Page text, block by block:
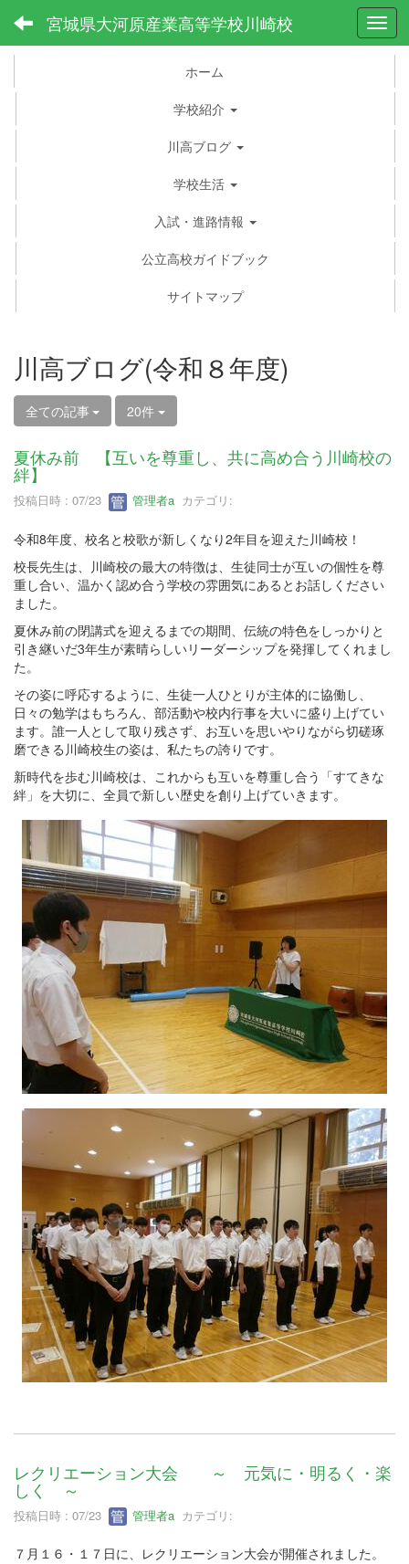
宮城県大河原産業高等学校川崎校
ホーム
学校紹介
川高ブログ
学校生活
入試・進路情報
公立高校ガイドブック
サイトマップ
川高ブログ(令和８年度)
全ての記事 20件
夏休み前 【互いを尊重し、共に高め合う川崎校の
絆】
投稿日時 : 07/23 管理者a カテゴリ:
令和8年度、校名と校歌が新しくなり2年目を迎えた川崎校！
校長先生は、川崎校の最大の特徴は、生徒同士が互いの個性を尊
重し合い、温かく認め合う学校の雰囲気にあるとお話しください
ました。
夏休み前の閉講式を迎えるまでの期間、伝統の特色をしっかりと
引き継いだ3年生が素晴らしいリーダーシップを発揮してくれまし
た。
その姿に呼応するように、生徒一人ひとりが主体的に協働し、
日々の勉学はもちろん、部活動や校内行事を大いに盛り上げてい
ます。誰一人として取り残さず、お互いを思いやりながら切磋琢
磨できる川崎校生の姿は、私たちの誇りです。
新時代を歩む川崎校は、これからも互いを尊重し合う「すてきな
絆」を大切に、全員で新しい歴史を創り上げていきます。
レクリエーション大会 ～ 元気に・明るく・楽
しく ～
投稿日時 : 07/23 管理者a カテゴリ:
７月１６・１７日に、レクリエーション大会が開催されました。